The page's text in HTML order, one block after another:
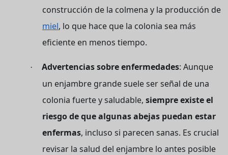
construcción de la colmena y la producción de
miel, lo que hace que la colonia sea más
eficiente en menos tiempo.
· Advertencias sobre enfermedades: Aunque
un enjambre grande suele ser señal de una
colonia fuerte y saludable,siempre existe el
riesgo de que algunas abejas puedan estar
enfermas, incluso si parecen sanas. Es crucial
revisar la salud del enjambre lo antes posible